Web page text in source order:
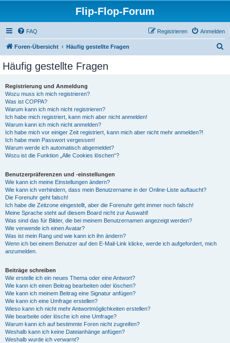
Flip-Flop-Forum
FAQ Anmelden
Registrieren
Foren-Übersicht Häufig gestellte Fragen
Häufig gestellte Fragen
Registrierung und Anmeldung
Wozu muss ich mich registrieren?
Was ist COPPA?
Warum kann ich mich nicht registrieren?
Ich habe mich registriert, kann mich aber nicht anmelden!
Warum kann ich mich nicht anmelden?
Ich habe mich vor einiger Zeit registriert, kann mich aber nicht mehr anmelden?!
Ich habe mein Passwort vergessen!
Warum werde ich automatisch abgemeldet?
Wozu ist die Funktion „Alle Cookies löschen“?
Benutzerpräferenzen und -einstellungen
Wie kann ich meine Einstellungen ändern?
Wie kann ich verhindern, dass mein Benutzername in der Online-Liste auftaucht?
Die Forenuhr geht falsch!
Ich habe die Zeitzone eingestellt, aber die Forenuhr geht immer noch falsch!
Meine Sprache steht auf diesem Board nicht zur Auswahl!
Was sind das für Bilder, die bei meinem Benutzernamen angezeigt werden?
Wie verwende ich einen Avatar?
Was ist mein Rang und wie kann ich ihn ändern?
Wenn ich bei einem Benutzer auf den E-Mail-Link klicke, werde ich aufgefordert, mich
anzumelden.
Beiträge schreiben
Wie erstelle ich ein neues Thema oder eine Antwort?
Wie kann ich einen Beitrag bearbeiten oder löschen?
Wie kann ich meinem Beitrag eine Signatur anfügen?
Wie kann ich eine Umfrage erstellen?
Wieso kann ich nicht mehr Antwortmöglichkeiten erstellen?
Wie bearbeite oder lösche ich eine Umfrage?
Warum kann ich auf bestimmte Foren nicht zugreifen?
Weshalb kann ich keine Dateianhänge anfügen?
Weshalb wurde ich verwarnt?